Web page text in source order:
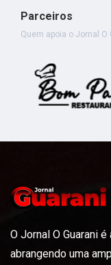
Parceiros
Quem apoia o Jornal O
O Jornal O Guarani
abrangendo uma